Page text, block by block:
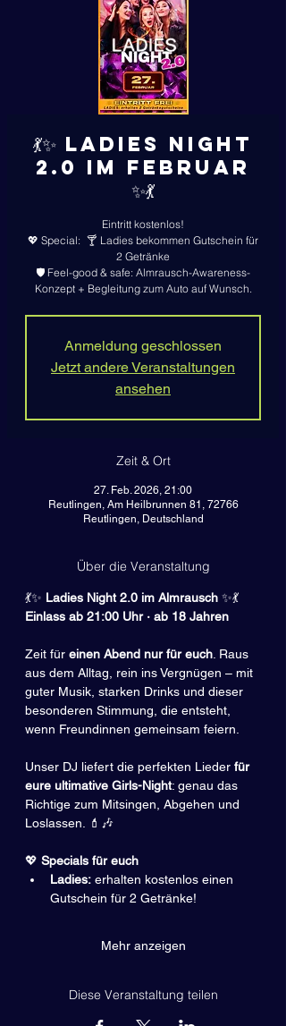
💃✨ Ladies Night
2.0 im Februar
✨💃
Eintritt kostenlos!
💖 Special: 🍸 Ladies bekommen Gutschein für
2 Getränke
🛡️ Feel-good & safe: Almrausch-Awareness-
Konzept + Begleitung zum Auto auf Wunsch.
Anmeldung geschlossen
Jetzt andere Veranstaltungen
ansehen
Zeit & Ort
27. Feb. 2026, 21:00
Reutlingen, Am Heilbrunnen 81, 72766
Reutlingen, Deutschland
Über die Veranstaltung
💃✨ Ladies Night 2.0 im Almrausch ✨💃
Einlass ab 21:00 Uhr · ab 18 Jahren
Zeit für einen Abend nur für euch . Raus
aus dem Alltag, rein ins Vergnügen – mit
guter Musik, starken Drinks und dieser
besonderen Stimmung, die entsteht,
wenn Freundinnen gemeinsam feiern.
Unser DJ liefert die perfekten Lieder für
eure ultimative Girls-Night: genau das
Richtige zum Mitsingen, Abgehen und
Loslassen. 💄🎶
💖 Specials für euch
Ladies: erhalten kostenlos einen
Gutschein für 2 Getränke!
Mehr anzeigen
Diese Veranstaltung teilen